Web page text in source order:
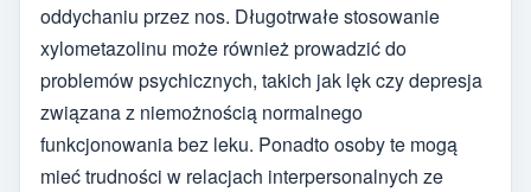
oddychaniu przez nos. Długotrwałe stosowanie
xylometazolinu może również prowadzić do
problemów psychicznych, takich jak lęk czy depresja
związana z niemożnością normalnego
funkcjonowania bez leku. Ponadto osoby te mogą
mieć trudności w relacjach interpersonalnych ze